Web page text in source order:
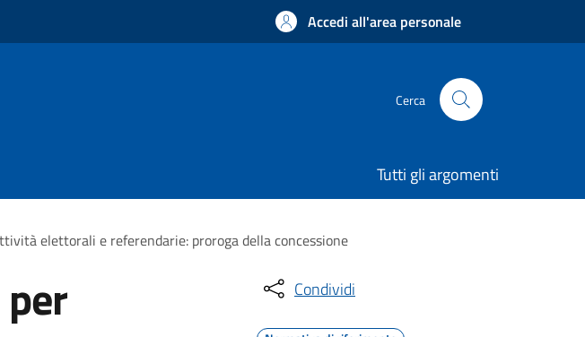
Accedi all'area personale
Cerca
Tutti gli argomenti
elettorali e referendarie: proroga della concessione
Condividi